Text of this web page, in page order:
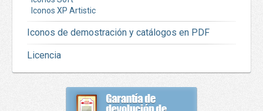
Iconos XP Artistic
Iconos de demostración y catálogos en PDF
Licencia